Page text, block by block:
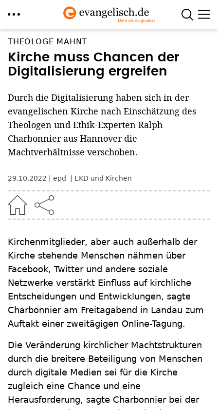
zum
Inhalt
THEOLOGE MAHNT
Kirche muss Chancen der
Digitalisierung ergreifen
Durch die Digitalisierung haben sich in der
evangelischen Kirche nach Einschätzung des
Theologen und Ethik-Experten Ralph
Charbonnier aus Hannover die
Machtverhältnisse verschoben.
29.10.2022 epd EKD und Kirchen
Kirchenmitglieder, aber auch außerhalb der
Kirche stehende Menschen nähmen über
Facebook, Twitter und andere soziale
Netzwerke verstärkt Einfluss auf kirchliche
Entscheidungen und Entwicklungen, sagte
Charbonnier am Freitagabend in Landau zum
Auftakt einer zweitägigen Online-Tagung.
Die Veränderung kirchlicher Machtstrukturen
durch die breitere Beteiligung von Menschen
durch digitale Medien sei für die Kirche
zugleich eine Chance und eine
Herausforderung, sagte Charbonnier bei der